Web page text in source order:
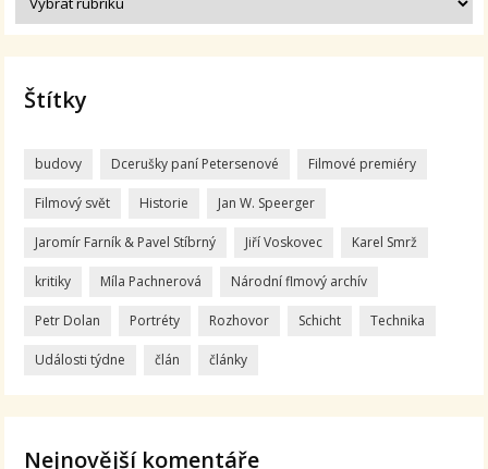
Štítky
budovy Dcerušky paní Petersenové Filmové premiéry
Filmový svět Historie Jan W. Speerger
Jaromír Farník & Pavel Stíbrný Jiří Voskovec Karel Smrž
kritiky Míla Pachnerová Národní flmový archív
Petr Dolan Portréty Rozhovor Schicht Technika
Události týdne člán články
Nejnovější komentáře